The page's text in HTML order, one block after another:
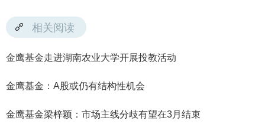
相关阅读
金鹰基金走进湖南农业大学开展投教活动
金鹰基金：A股或仍有结构性机会
金鹰基金梁梓颖：市场主线分歧有望在3月结束